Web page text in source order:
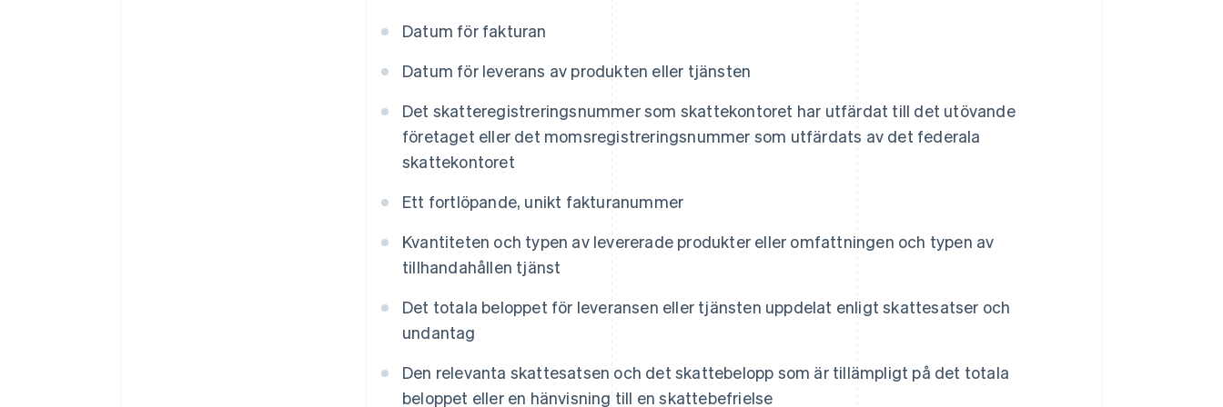
Datum för fakturan
Datum för leverans av produkten eller tjänsten
Det skatteregistreringsnummer som skattekontoret har utfärdat till det utövande
företaget eller det momsregistreringsnummer som utfärdats av det federala
skattekontoret
Ett fortlöpande, unikt fakturanummer
Kvantiteten och typen av levererade produkter eller omfattningen och typen av
tillhandahållen tjänst
Det totala beloppet för leveransen eller tjänsten uppdelat enligt skattesatser och
undantag
Den relevanta skattesatsen och det skattebelopp som är tillämpligt på det totala
beloppet eller en hänvisning till en skattebefrielse